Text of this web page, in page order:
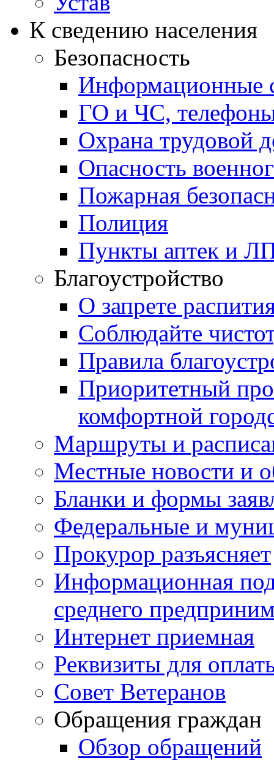
К сведению населения
Безопасность
Информационные
ГО и ЧС,
Охрана трудовой
Опасность
Пожарная
Полиция
Пункты аптек и
Благоустройство
О запрете
Соблюдайте
Правила
Приоритетный
комфортной
Маршруты и
Местные новости и
Бланки и формы
Федеральные и
Прокурор разъясняет
Информационная
среднего
Интернет приемная
Реквизиты для
Совет Ветеранов
Обращения граждан
Обзор обращений